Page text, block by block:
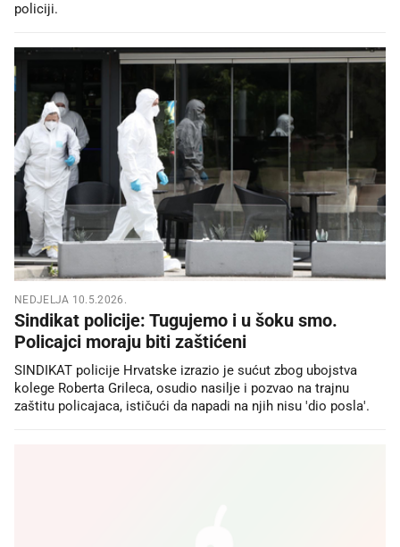
policiji.
NEDJELJA 10.5.2026.
Sindikat policije: Tugujemo i u šoku smo.
Policajci moraju biti zaštićeni
SINDIKAT policije Hrvatske izrazio je sućut zbog ubojstva
kolege Roberta Grileca, osudio nasilje i pozvao na trajnu
zaštitu policajaca, ističući da napadi na njih nisu 'dio posla'.